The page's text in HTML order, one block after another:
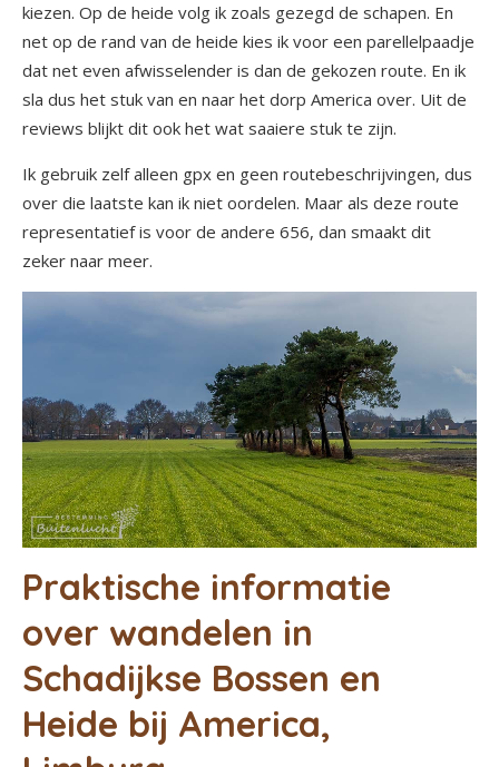
kiezen. Op de heide volg ik zoals gezegd de schapen. En
net op de rand van de heide kies ik voor een parellelpaadje
dat net even afwisselender is dan de gekozen route. En ik
sla dus het stuk van en naar het dorp America over. Uit de
reviews blijkt dit ook het wat saaiere stuk te zijn.
Ik gebruik zelf alleen gpx en geen routebeschrijvingen, dus
over die laatste kan ik niet oordelen. Maar als deze route
representatief is voor de andere 656, dan smaakt dit
zeker naar meer.
Praktische informatie
over wandelen in
Schadijkse Bossen en
Heide bij America,